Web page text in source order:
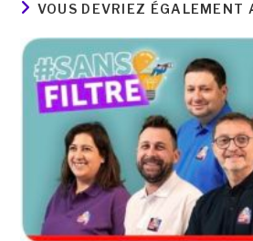
VOUS DEVRIEZ ÉGALEMENT